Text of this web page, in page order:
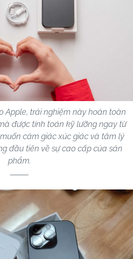
Apple, trải nghiệm này hoàn toàn
được tính toán kỹ lưỡng ngay từ
cảm giác xúc giác và tâm lý
đầu tiên về sự cao cấp của sản
phẩm.